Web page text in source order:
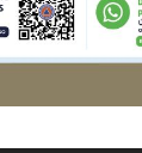
milímetros”.
México
lo que